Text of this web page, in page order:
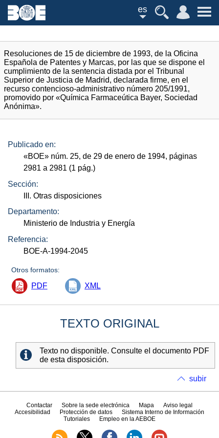
es
Resoluciones de 15 de diciembre de 1993, de la Oficina
Española de Patentes y Marcas, por las que se dispone el
cumplimiento de la sentencia distada por el Tribunal
Superior de Justicia de Madrid, declarada firme, en el
recurso contencioso-administrativo número 205/1991,
promovido por «Química Farmaceútica Bayer, Sociedad
Anónima».
Publicado en:
«BOE» núm. 25, de 29 de enero de 1994, páginas
2981 a 2981 (1 pág.)
Sección:
III. Otras disposiciones
Departamento:
Ministerio de Industria y Energía
Referencia:
BOE-A-1994-2045
Otros formatos:
PDF XML
TEXTO ORIGINAL
Texto no disponible. Consulte el documento PDF
de esta disposición.
subir
Contactar Sobre la sede electrónica Mapa
Aviso legal
Accesibilidad
Protección de datos
Sistema Interno de Información
Tutoriales
Empleo en la AEBOE